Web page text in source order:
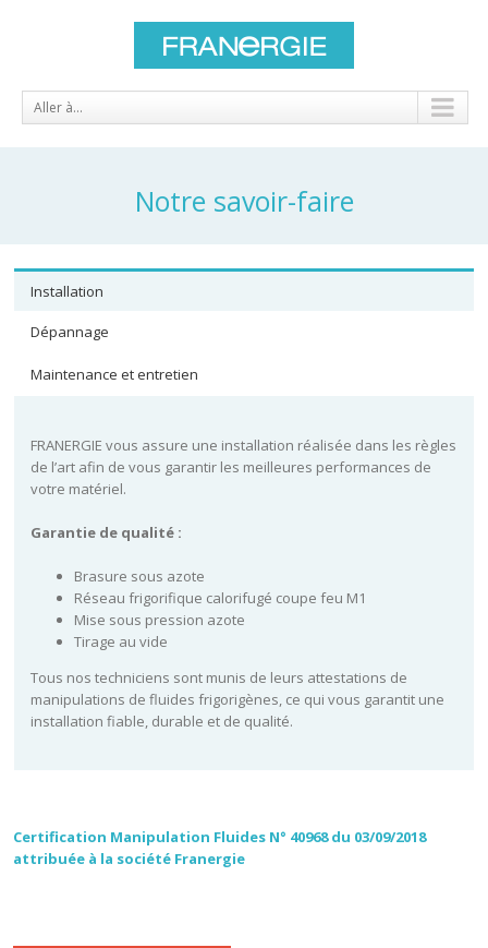
Aller à...
Notre savoir-faire
Installation
Dépannage
Maintenance et entretien
FRANERGIE vous assure une installation réalisée dans les règles
de l’art afin de vous garantir les meilleures performances de
votre matériel.
Garantie de qualité :
Brasure sous azote
Réseau frigorifique calorifugé coupe feu M1
Mise sous pression azote
Tirage au vide
Tous nos techniciens sont munis de leurs attestations de
manipulations de fluides frigorigènes, ce qui vous garantit une
installation fiable, durable et de qualité.
Certification Manipulation Fluides N° 40968 du 03/09/2018
attribuée à la société Franergie